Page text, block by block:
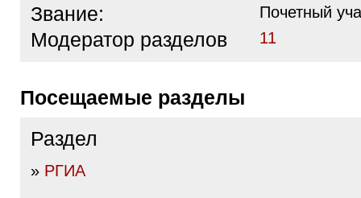
Звание: Почетный
Модератор разделов 11
Посещаемые разделы
Раздел
» РГИА